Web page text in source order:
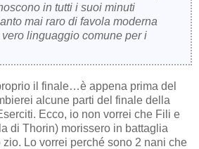
in tutti i suoi minuti
mai raro di favola moderna
linguaggio comune per i
il finale…è appena prima del
alcune parti del finale della
Ecco, io non vorrei che Fili e
di Thorin) morissero in battaglia
Lo vorrei perché sono 2 nani che